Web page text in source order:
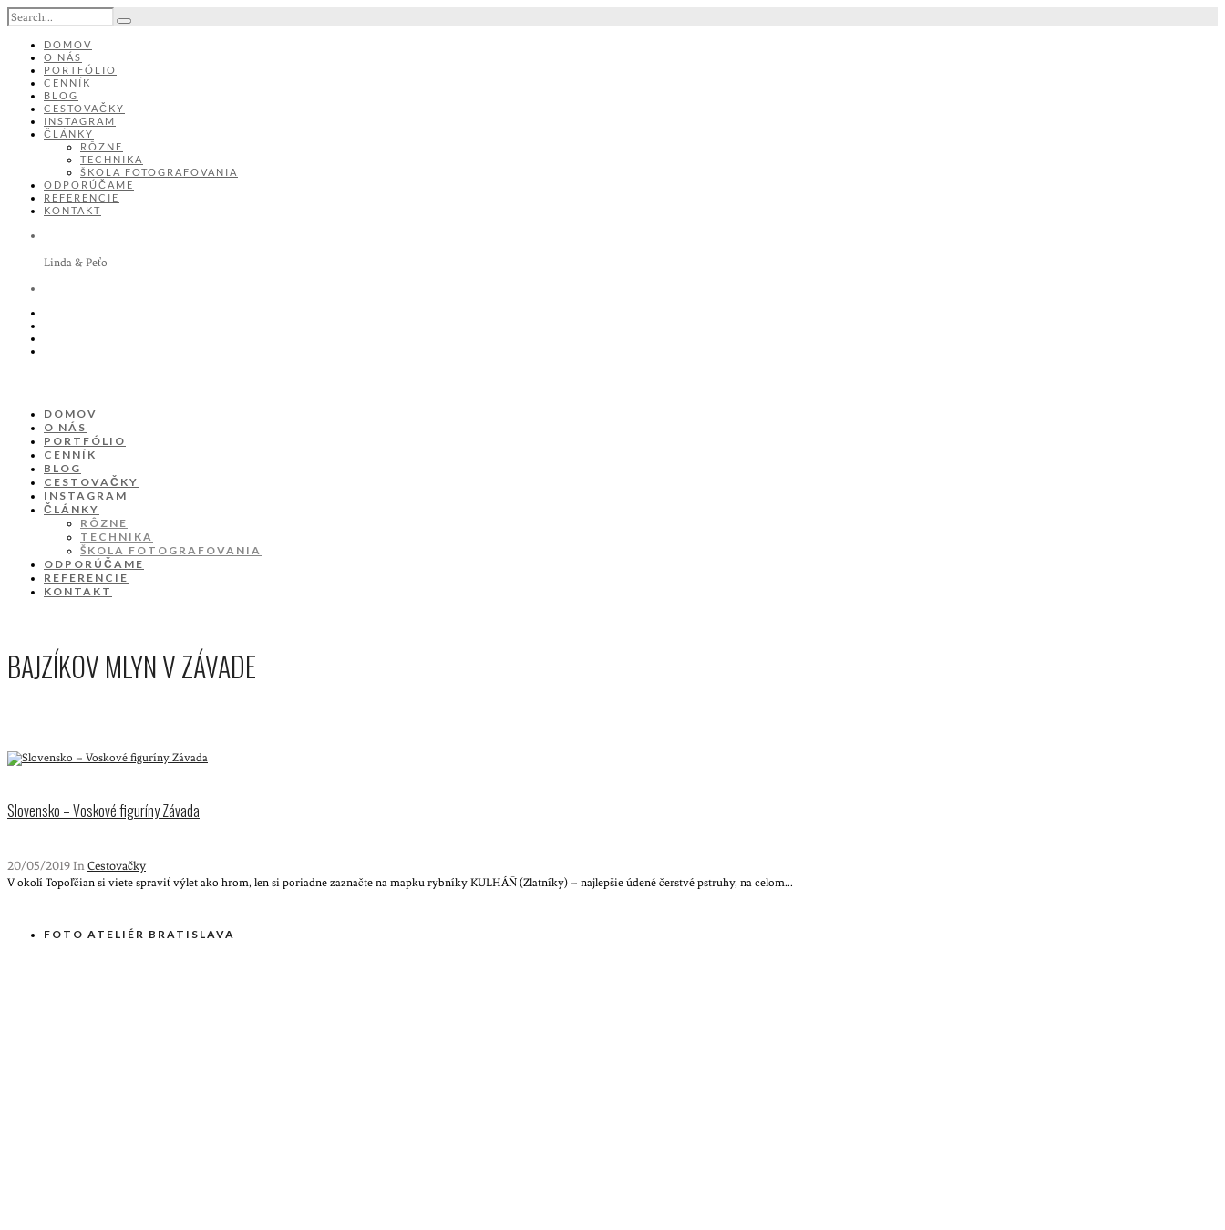
DOMOV
O NÁS
PORTFÓLIO
CENNÍK
BLOG
CESTOVAČKY
INSTAGRAM
ČLÁNKY
RÔZNE
TECHNIKA
ŠKOLA FOTOGRAFOVANIA
ODPORÚČAME
REFERENCIE
KONTAKT
Linda & Peťo
DOMOV
O NÁS
PORTFÓLIO
CENNÍK
BLOG
CESTOVAČKY
INSTAGRAM
ČLÁNKY
RÔZNE
TECHNIKA
ŠKOLA FOTOGRAFOVANIA
ODPORÚČAME
REFERENCIE
KONTAKT
BAJZÍKOV MLYN V ZÁVADE
Slovensko – Voskové figuríny Závada
20/05/2019 In Cestovačky
V okolí Topoľčian si viete spraviť výlet ako hrom, len si poriadne zaznačte na mapku rybníky KULHÁŇ (Zlatníky) – najlepšie údené čerstvé pstruhy, na celom...
FOTO ATELIÉR BRATISLAVA